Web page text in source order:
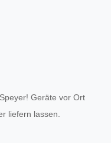
Geräte vor Ort
liefern lassen.